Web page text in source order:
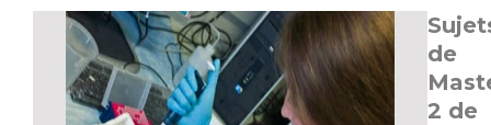
de
2 de